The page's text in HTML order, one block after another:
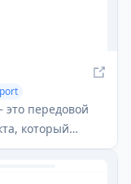
передовой
который